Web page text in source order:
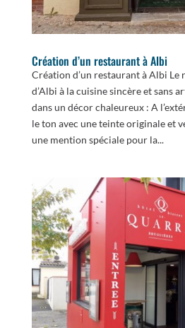
Création d’un restaurant à Albi
Création d’un restaurant à Albi Le
d’Albi à la cuisine sincère et sans
dans un décor chaleureux : A
le ton avec une teinte originale et
une mention spéciale pour la...